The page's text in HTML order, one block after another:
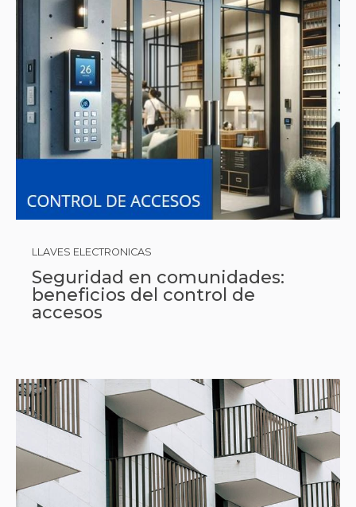
LLAVES ELECTRONICAS
Seguridad en comunidades:
beneficios del control de
accesos